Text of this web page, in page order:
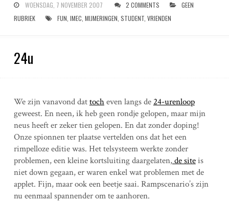
WOENSDAG, 7 NOVEMBER 2007 2 COMMENTS
GEEN
RUBRIEK
FUN IMEC MIJMERINGEN STUDENT, VRIENDEN
24u
We zijn vanavond dattocheven langs de 24-urenloop
geweest. En neen, ik heb geen rondje gelopen, maar mijn
neus heeft er zeker tien gelopen. En dat zonder doping!
Onze spionnen ter plaatse vertelden ons dat het een
rimpelloze editie was. Het telsysteem werkte zonder
problemen, een kleine kortsluiting daargelaten,de siteis
niet down gegaan, er waren enkel wat problemen met de
applet. Fijn, maar ook een beetje saai. Rampscenario’s zijn
nu eenmaal spannender om te aanhoren.